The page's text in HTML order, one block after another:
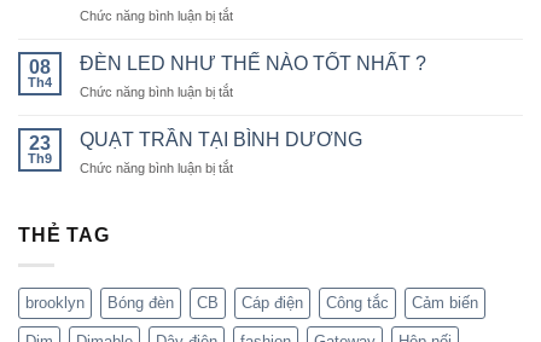
nghệ
sáng
Đèn
Nam
6SS-
Chức năng bình luận bị tắtở
NÊN
DỤNG
LED
08
Th4
ĐÈN LED NHƯ THẾ NÀO TỐT NHẤT ?
Chức năng bình luận bị tắtở
LED
THẾ
23
Th9
QUẠT TRẦN TẠI BÌNH DƯƠNG
Chức năng bình luận bị tắtở
THẺ TAG
brooklyn Bóng đèn CB Cáp điện Công tắc Cảm biến